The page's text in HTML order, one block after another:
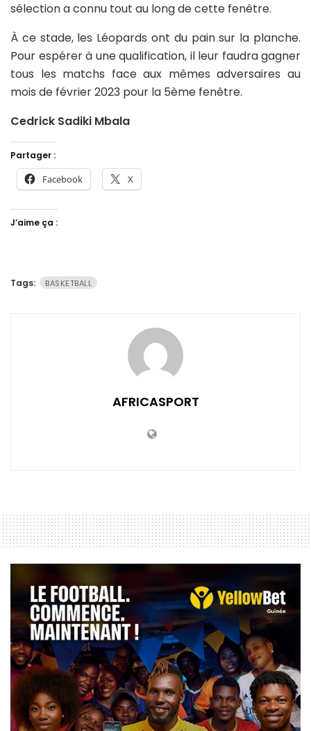
sélection a connu tout au long de cette fenêtre.
À ce stade, les Léopards ont du pain sur la planche.
Pour espérer à une qualification, il leur faudra gagner
tous les matchs face aux mêmes adversaires au
mois de février 2023 pour la 5ème fenêtre.
Cedrick Sadiki Mbala
Partager :
Facebook X
J’aime ça :
Tags: BASKETBALL
AFRICASPORT